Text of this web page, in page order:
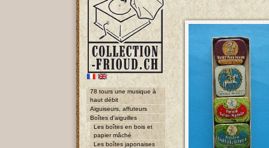
78 tours une musique à
haut débit
Aiguiseurs, affuteurs
Boîtes d'aiguilles
Les boîtes en bois et
papier mâché
Les boîtes japonaises